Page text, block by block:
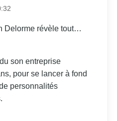
Delorme révèle tout…
son entreprise
pour se lancer à fond
personnalités